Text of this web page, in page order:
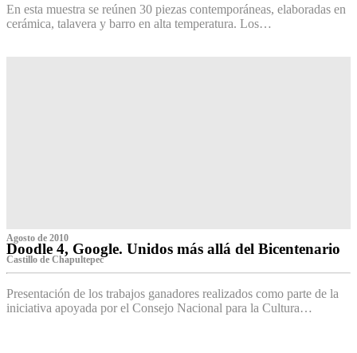
En esta muestra se reúnen 30 piezas contemporáneas, elaboradas en
cerámica, talavera y barro en alta temperatura. Los…
Agosto de 2010
Doodle 4, Google. Unidos más allá del Bicentenario
Castillo de Chapultepec
Presentación de los trabajos ganadores realizados como parte de la
iniciativa apoyada por el Consejo Nacional para la Cultura…